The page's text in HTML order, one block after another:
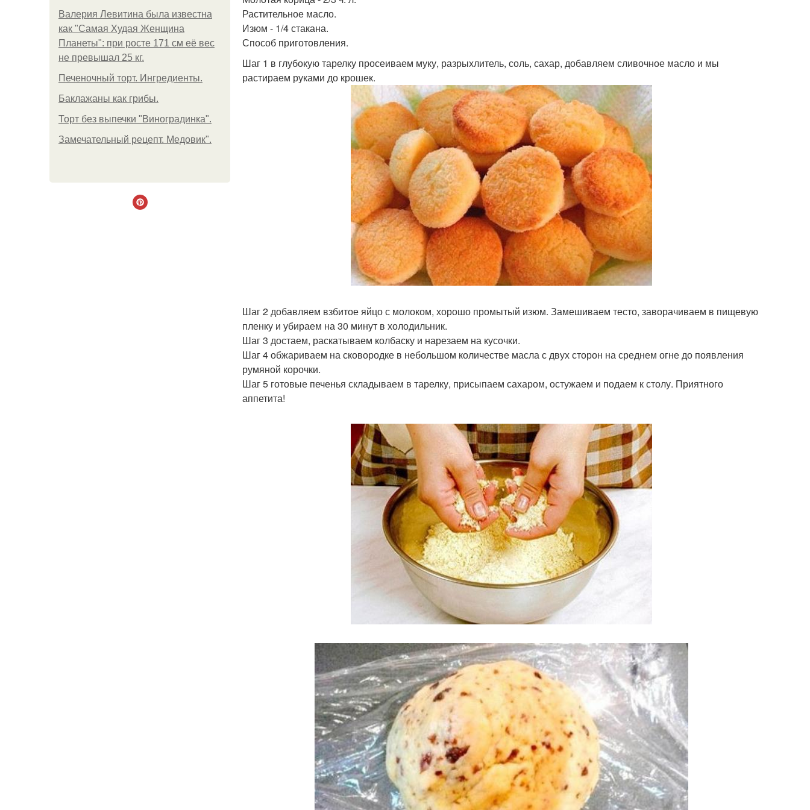
Валерия Левитина была известна
как "Самая Худая Женщина
Планеты": при росте 171 см её вес
не превышал 25 кг.
Печеночный торт. Ингредиенты.
Баклажаны как грибы.
Торт без выпечки "Виноградинка".
Замечательный рецепт. Медовик".
Растительное масло.
Изюм - 1/4 стакана.
Способ приготовления.
Шаг 1 в глубокую тарелку просеиваем муку, разрыхлитель, соль, сахар, добавляем сливочное масло и мы
растираем руками до крошек.
Шаг 2 добавляем взбитое яйцо с молоком, хорошо промытый изюм. Замешиваем тесто, заворачиваем в пищевую
пленку и убираем на 30 минут в холодильник.
Шаг 3 достаем, раскатываем колбаску и нарезаем на кусочки.
Шаг 4 обжариваем на сковородке в небольшом количестве масла с двух сторон на среднем огне до появления
румяной корочки.
Шаг 5 готовые печенья складываем в тарелку, присыпаем сахаром, остужаем и подаем к столу. Приятного
аппетита!